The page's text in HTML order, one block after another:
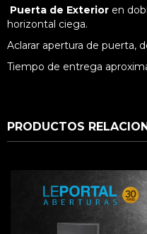
Puerta de Exterior en
horizontal ciega.
Aclarar apertura de puerta,
Tiempo de entrega
PRODUCTOS